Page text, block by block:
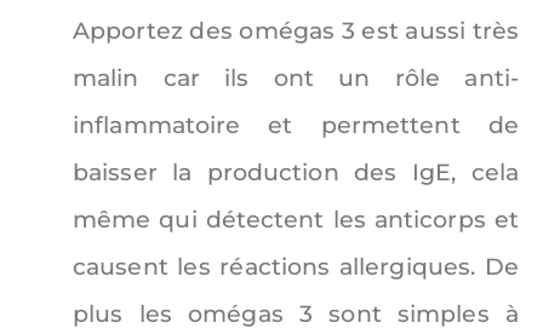
Apportez des omégas 3 est aussi très
malin car ils ont un rôle anti-
inflammatoire et permettent de
baisser la production des IgE, cela
même qui détectent les anticorps et
causent les réactions allergiques. De
plus les omégas 3 sont simples à